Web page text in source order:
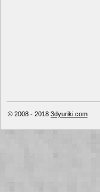
© 2008 - 2018 3dyuriki.com